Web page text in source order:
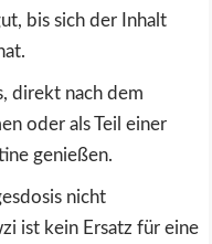
bis sich der Inhalt
direkt nach dem
oder als Teil einer
genießen.
nicht
ist kein Ersatz für eine